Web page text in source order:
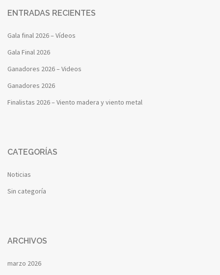
ENTRADAS RECIENTES
Gala final 2026 – Vídeos
Gala Final 2026
Ganadores 2026 – Videos
Ganadores 2026
Finalistas 2026 – Viento madera y viento metal
CATEGORÍAS
Noticias
Sin categoría
ARCHIVOS
marzo 2026